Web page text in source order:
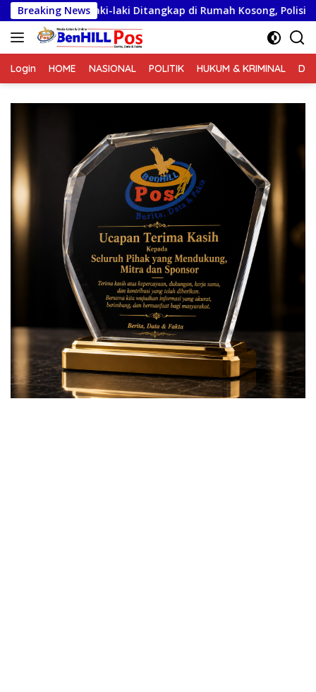
Langsung
ke
konten
Breaking News
laki-laki Ditangkap di Rumah Kosong, Polisi Sita Timbangan
Login HOME NASIONAL POLITIK HUKUM & KRIMINAL